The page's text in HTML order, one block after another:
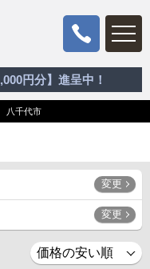
円分】進呈中！
八千代市
変更
変更